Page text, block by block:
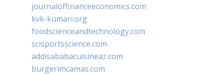
journaloffinanceeconomics.com
kvk-kumari.org
foodscienceandtechnology.com
scisportsscience.com
addisababacuisineaz.com
burgerimcamas.com